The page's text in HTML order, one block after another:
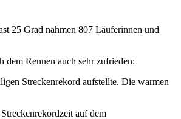
25 Grad nahmen 807 Läuferinnen und
dem Rennen auch sehr zufrieden:
Streckenrekord aufstellte. Die warmen
auf dem